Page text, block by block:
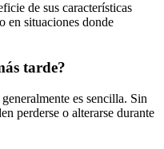
de sus características
en situaciones donde
tarde?
es sencilla. Sin
perderse o alterarse durante